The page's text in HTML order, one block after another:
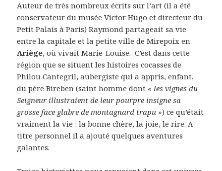
Auteur de très nombreux écrits sur l’art (il a été
conservateur du musée Victor Hugo et directeur du
Petit Palais à Paris) Raymond partageait sa vie
entre la capitale et la petite ville de Mirepoix en
Ariège, où vivait Marie-Louise. C’est dans cette
région que se situent les histoires cocasses de
Philou Cantegril, aubergiste qui a appris, enfant,
du père Bireben (saint homme dont « les vignes du
Seigneur illustraient de leur pourpre insigne sa
grosse face glabre de montagnard trapu ») ce qu’était
vraiment la vie : la bonne chère, la joie, le rire. A
titre personnel il a ajouté quelques aventures
galantes.